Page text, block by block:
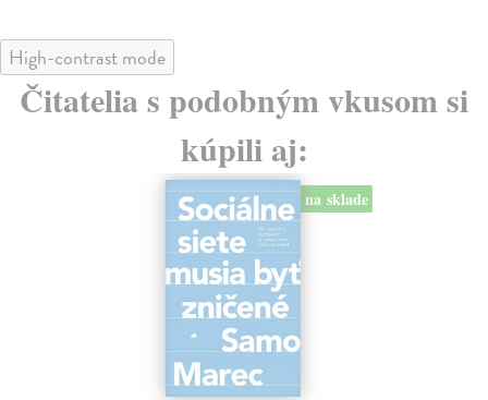
High-contrast mode
Čitatelia s podobným vkusom si
kúpili aj:
na sklade